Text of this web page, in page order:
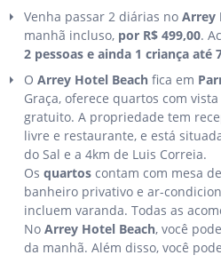
Venha passar 2 diárias no Arrey
manhã incluso, por R$ 499,00.
2 pessoas e ainda 1 criança até
O Arrey Hotel Beach fica em
Graça, oferece quartos com
gratuito. A propriedade tem
livre e restaurante, e está
do Sal e a 4km de Luis Correia.
Os quartos contam com mesa
banheiro privativo e ar-
incluem varanda. Todas as
No Arrey Hotel Beach, você
da manhã. Além disso, você